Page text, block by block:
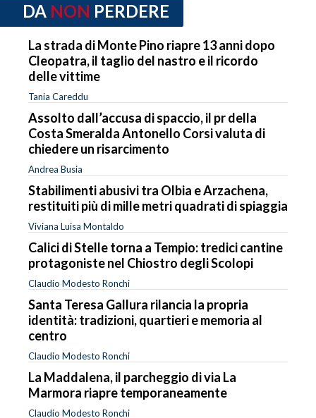
DA NON PERDERE
La strada di Monte Pino riapre 13 anni dopo
Cleopatra, il taglio del nastro e il ricordo
delle vittime
Tania Careddu
Assolto dall’accusa di spaccio, il pr della
Costa Smeralda Antonello Corsi valuta di
chiedere un risarcimento
Andrea Busia
Stabilimenti abusivi tra Olbia e Arzachena,
restituiti più di mille metri quadrati di spiaggia
Viviana Luisa Montaldo
Calici di Stelle torna a Tempio: tredici cantine
protagoniste nel Chiostro degli Scolopi
Claudio Modesto Ronchi
Santa Teresa Gallura rilancia la propria
identità: tradizioni, quartieri e memoria al
centro
Claudio Modesto Ronchi
La Maddalena, il parcheggio di via La
Marmora riapre temporaneamente
Claudio Modesto Ronchi